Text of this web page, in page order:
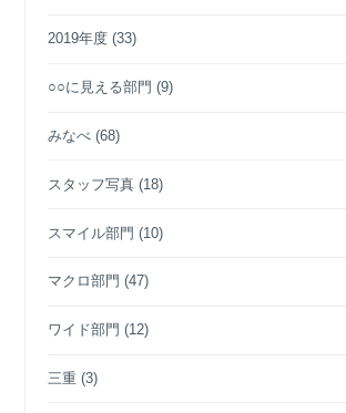
2019年度 (33)
○○に見える部門 (9)
みなべ (68)
スタッフ写真 (18)
スマイル部門 (10)
マクロ部門 (47)
ワイド部門 (12)
三重 (3)